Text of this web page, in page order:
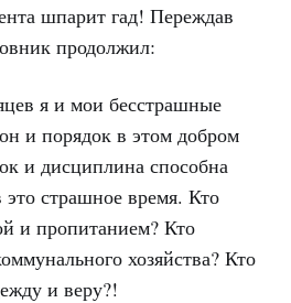
шпарит гад! Переждав
продолжил:
я и мои бесстрашные
и порядок в этом добром
и дисциплина способна
страшное время. Кто
и пропитанием? Кто
хозяйства? Кто
и веру?!